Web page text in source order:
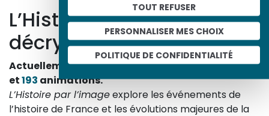
TOUT REFUSER
PERSONNALISER MES CHOIX
POLITIQUE DE CONFIDENTIALITÉ
L’Histoire par l’image
décrypte l’histoire
Actuellement en ligne3153œuvres,1748études
et193 animations.
L’Histoire par l’imageexplore les événements de
l’histoire de France et les évolutions majeures de la